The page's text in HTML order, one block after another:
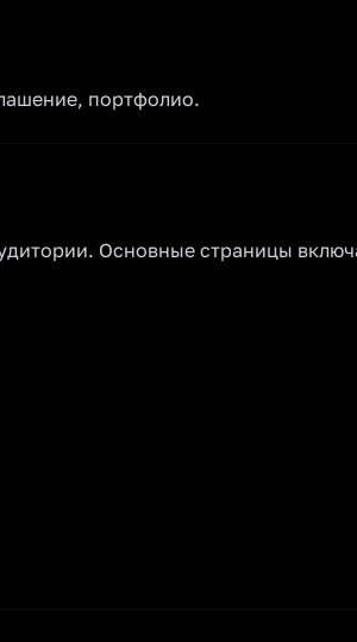
портфолио.
Основные страницы